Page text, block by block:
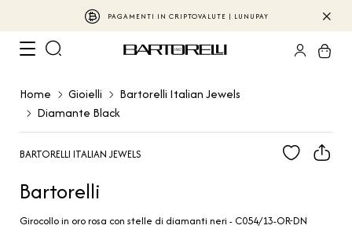
PAGAMENTI IN CRIPTOVALUTE | LUNUPAY
Home Gioielli
Bartorelli Italian Jewels
Diamante Black
BARTORELLI ITALIAN JEWELS
Bartorelli
Girocollo in oro rosa con stelle di diamanti neri - C054/13-OR-DN